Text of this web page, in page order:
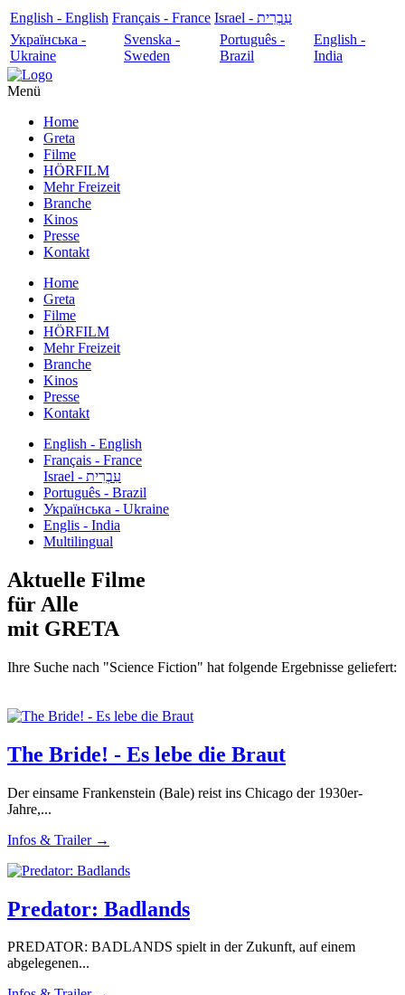
English - English Français - France
עִבְרִית - Israel
Українська -
Ukraine
Svenska -
Sweden
Português -
Brazil
English -
India
Menü
Home
Greta
Filme
HÖRFILM
Mehr Freizeit
Branche
Kinos
Presse
Kontakt
Home
Greta
Filme
HÖRFILM
Mehr Freizeit
Branche
Kinos
Presse
Kontakt
English - English
Français - France
עִבְרִית - Israel
Português - Brazil
Українська - Ukraine
Englis - India
Multilingual
Aktuelle Filme
für Alle
mit GRETA
Ihre Suche nach "Science Fiction" hat folgende Ergebnisse geliefert:
The Bride! - Es lebe die Braut
Der einsame Frankenstein (Bale) reist ins Chicago der 1930er-
Jahre,...
Infos & Trailer →
Predator: Badlands
PREDATOR: BADLANDS spielt in der Zukunft, auf einem
abgelegenen...